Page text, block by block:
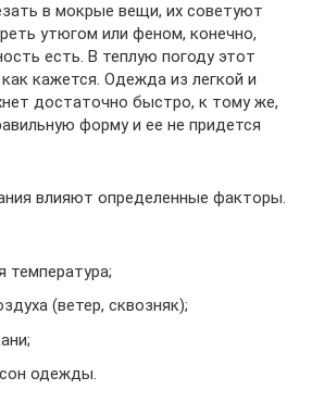
в мокрые вещи, их советуют
утюгом или феном, конечно,
есть. В теплую погоду этот
кажется. Одежда из легкой и
достаточно быстро, к тому же,
форму и ее не придется
влияют определенные факторы.
(ветер, сквозняк);
одежды.